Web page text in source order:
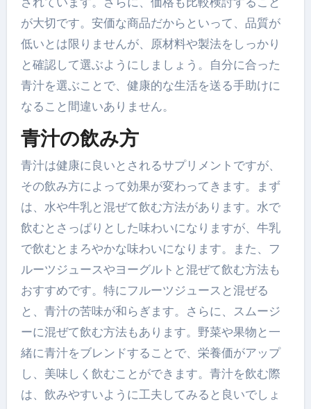
が大切です。安価な商品だからといって、品質が
低いとは限りませんが、原材料や製法をしっかり
と確認して選ぶようにしましょう。自分に合った
青汁を選ぶことで、健康的な生活を送る手助けに
なること間違いありません。
青汁の飲み方
青汁は健康に良いとされるサプリメントですが、
その飲み方によって効果が変わってきます。まず
は、水や牛乳と混ぜて飲む方法があります。水で
飲むとさっぱりとした味わいになりますが、牛乳
で飲むとまろやかな味わいになります。また、フ
ルーツジュースやヨーグルトと混ぜて飲む方法も
おすすめです。特にフルーツジュースと混ぜる
と、青汁の苦味が和らぎます。さらに、スムージ
ーに混ぜて飲む方法もあります。野菜や果物と一
緒に青汁をブレンドすることで、栄養価がアップ
し、美味しく飲むことができます。青汁を飲む際
は、飲みやすいように工夫してみると良いでしょ